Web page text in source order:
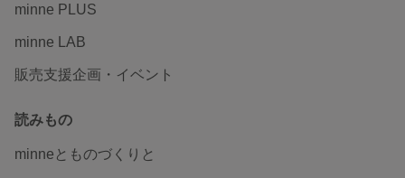
minne PLUS
minne LAB
販売支援企画・イベント
読みもの
minneとものづくりと